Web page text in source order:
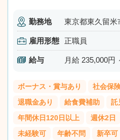
勤務地 東京都東久留米
雇用形態 正職員
給与 月給 235,000円
ボーナス・賞与あり 社会保
退職金あり
給食費補助
託
年間休日120日以上
週休2日
未経験可
年齢不問 新卒可